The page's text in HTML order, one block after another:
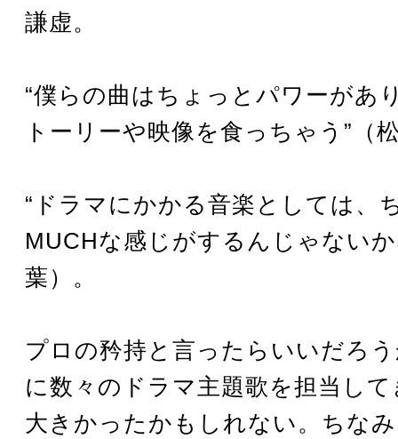
謙虚。
“僕らの曲はちょっとパワーがあ
トーリーや映像を食っちゃう”（
“ドラマにかかる音楽としては、
MUCHな感じがするんじゃないか
葉）。
プロの矜持と言ったらいいだろ
に数々のドラマ主題歌を担当し
大きかったかもしれない。ちな